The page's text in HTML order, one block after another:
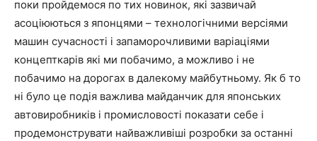
поки пройдемося по тих новинок, які зазвичай
асоціюються з японцями – технологічними версіями
машин сучасності і запаморочливими варіаціями
концепткарів які ми побачимо, а можливо і не
побачимо на дорогах в далекому майбутньому. Як б то
ні було це подія важлива майданчик для японських
автовиробників і промисловості показати себе і
продемонструвати найважливіші розробки за останні